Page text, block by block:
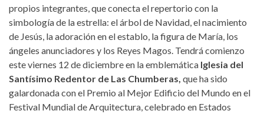
propios integrantes, que conecta el repertorio con la
simbología de la estrella: el árbol de Navidad, el nacimiento
de Jesús, la adoración en el establo, la figura de María, los
ángeles anunciadores y los Reyes Magos. Tendrá comienzo
este viernes 12 de diciembre en la emblemática Iglesia del
Santísimo Redentor de Las Chumberas, que ha sido
galardonada con el Premio al Mejor Edificio del Mundo en el
Festival Mundial de Arquitectura, celebrado en Estados